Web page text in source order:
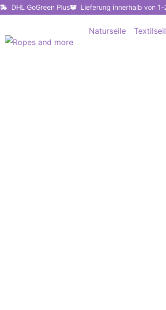
Zum
springen
DHL GoGreen Plus Lieferung innerhalb von 1-
Naturseile